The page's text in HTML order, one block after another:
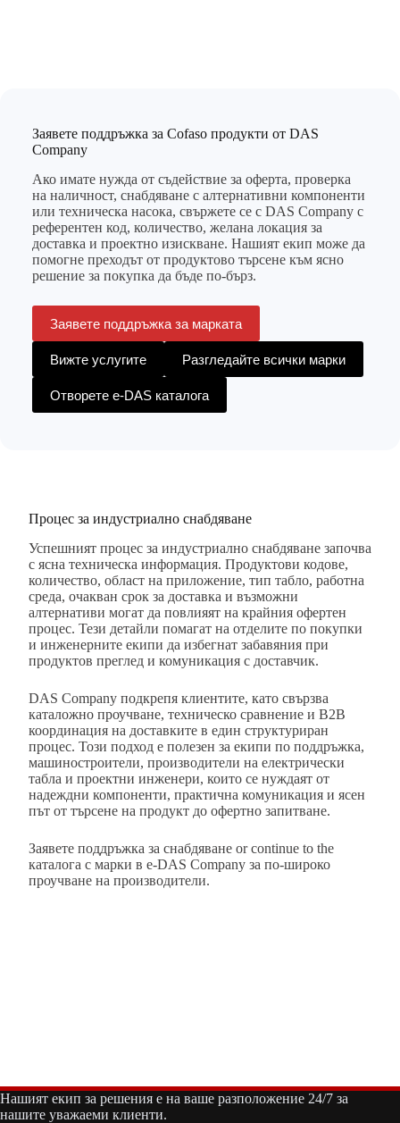
Заявете поддръжка за Cofaso продукти от DAS
Company
Ако имате нужда от съдействие за оферта, проверка
на наличност, снабдяване с алтернативни компоненти
или техническа насока, свържете се с DAS Company с
референтен код, количество, желана локация за
доставка и проектно изискване. Нашият екип може да
помогне преходът от продуктово търсене към ясно
решение за покупка да бъде по-бърз.
Заявете поддръжка за марката
Вижте услугите Разгледайте всички марки
Отворете e-DAS каталога
Процес за индустриално снабдяване
Успешният процес за индустриално снабдяване започва
с ясна техническа информация. Продуктови кодове,
количество, област на приложение, тип табло, работна
среда, очакван срок за доставка и възможни
алтернативи могат да повлияят на крайния офертен
процес. Тези детайли помагат на отделите по покупки
и инженерните екипи да избегнат забавяния при
продуктов преглед и комуникация с доставчик.
DAS Company подкрепя клиентите, като свързва
каталожно проучване, техническо сравнение и B2B
координация на доставките в един структуриран
процес. Този подход е полезен за екипи по поддръжка,
машиностроители, производители на електрически
табла и проектни инженери, които се нуждаят от
надеждни компоненти, практична комуникация и ясен
път от търсене на продукт до офертно запитване.
Заявете поддръжка за снабдяване or continue to the
каталога с марки в e-DAS Company за по-широко
проучване на производители.
Нашият екип за решения е на ваше разположение 24/7 за
нашите уважаеми клиенти.